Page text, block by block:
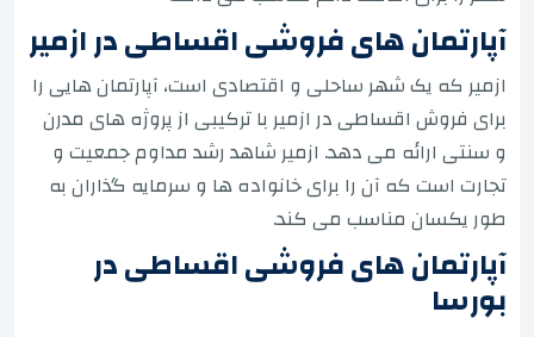
آپارتمان های فروشی اقساطی در ازمیر
ازمیر که یک شهر ساحلی و اقتصادی است، آپارتمان هایی را
برای فروش اقساطی در ازمیر با ترکیبی از پروژه های مدرن
و سنتی ارائه می دهد. ازمیر شاهد رشد مداوم جمعیت و
تجارت است که آن را برای خانواده ها و سرمایه گذاران به
طور یکسان مناسب می کند.
آپارتمان های فروشی اقساطی در
بورسا